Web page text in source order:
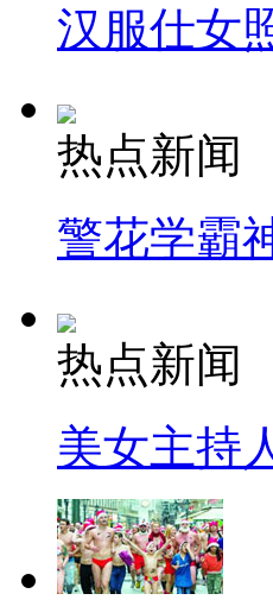
汉服仕女
热点新闻
警花学霸
热点新闻
美女主持